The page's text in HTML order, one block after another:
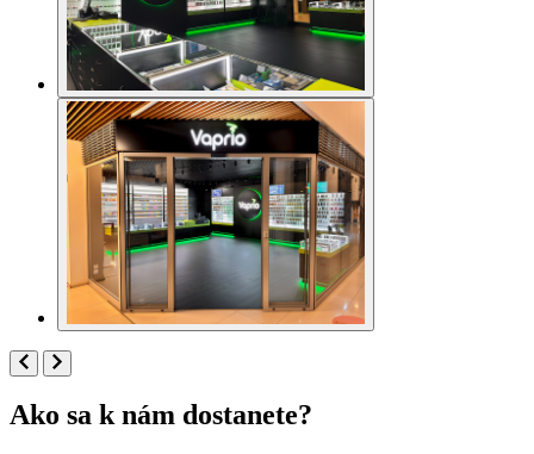
Ako sa k nám dostanete?